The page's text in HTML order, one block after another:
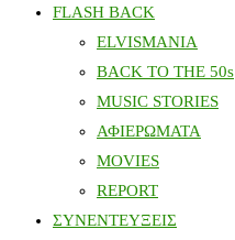
FLASH BACK
ELVISMANIA
BACK TO THE 50s
MUSIC STORIES
ΑΦΙΕΡΩΜΑΤΑ
MOVIES
REPORT
ΣΥΝΕΝΤΕΥΞΕΙΣ